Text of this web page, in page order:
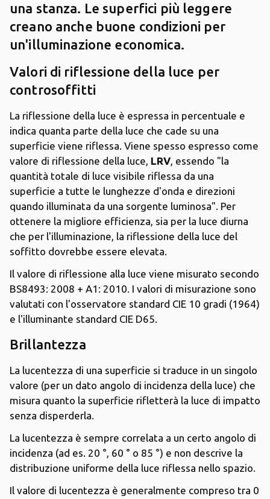
una stanza. Le superfici più leggere
creano anche buone condizioni per
un'illuminazione economica.
Valori di riflessione della luce per
controsoffitti
La riflessione della luce è espressa in percentuale e
indica quanta parte della luce che cade su una
superficie viene riflessa. Viene spesso espresso come
valore di riflessione della luce, LRV, essendo "la
quantità totale di luce visibile riflessa da una
superficie a tutte le lunghezze d'onda e direzioni
quando illuminata da una sorgente luminosa". Per
ottenere la migliore efficienza, sia per la luce diurna
che per l'illuminazione, la riflessione della luce del
soffitto dovrebbe essere elevata.
Il valore di riflessione alla luce viene misurato secondo
BS8493: 2008 + A1: 2010. I valori di misurazione sono
valutati con l'osservatore standard CIE 10 gradi (1964)
e l'illuminante standard CIE D65.
Brillantezza
La lucentezza di una superficie si traduce in un singolo
valore (per un dato angolo di incidenza della luce) che
misura quanto la superficie rifletterà la luce di impatto
senza disperderla.
La lucentezza è sempre correlata a un certo angolo di
incidenza (ad es. 20 °, 60 ° o 85 °) e non descrive la
distribuzione uniforme della luce riflessa nello spazio.
Il valore di lucentezza è generalmente compreso tra 0